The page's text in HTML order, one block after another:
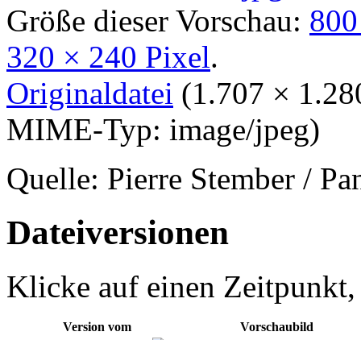
Größe dieser Vorschau:
320 × 240 Pixel.
Originaldatei (1.707 ×
MIME-Typ: image/jpeg)
Quelle: Pierre Stember /
Dateiversionen
Klicke auf einen Zeitpunkt,
Version vom
Vorschaubild